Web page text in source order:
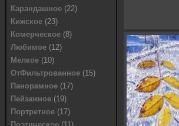
Карандашное (22)
Кижское (23)
Комерческое (8)
Любимое (12)
Мелкое (10)
ОтФильтрованное (15)
Панорамное (17)
Пейзажное (19)
Портретное (17)